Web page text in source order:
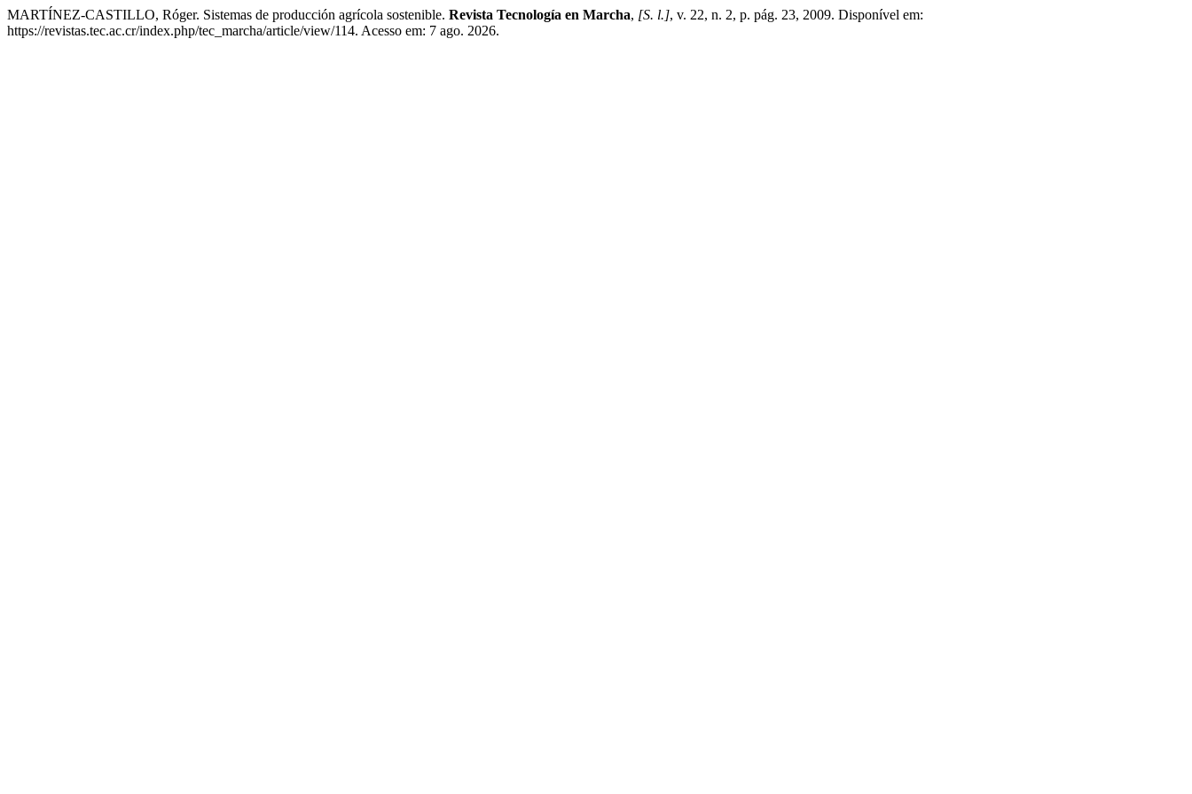
MARTÍNEZ-CASTILLO, Róger. Sistemas de producción agrícola sostenible. Revista Tecnología en Marcha, [S. l.], v. 22, n. 2, p. pág. 23, 2009. Disponível em:
https://revistas.tec.ac.cr/index.php/tec_marcha/article/view/114. Acesso em: 7 ago. 2026.